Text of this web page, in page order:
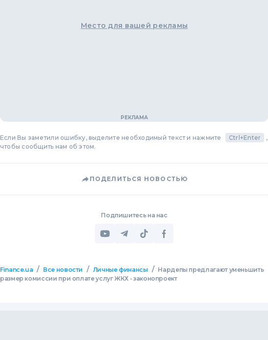
Место для вашей рекламы
Если Вы заметили ошибку, выделите необходимый текст и нажмите Ctrl+Enter
,
чтобы сообщить нам об этом.
ПОДЕЛИТЬСЯ НОВОСТЬЮ
Подпишитесь на нас
Finance.ua / Все новости / Личные финансы / Нардепы предлагают уменьшить
размер комиссии при оплате услуг ЖКХ - законопроект